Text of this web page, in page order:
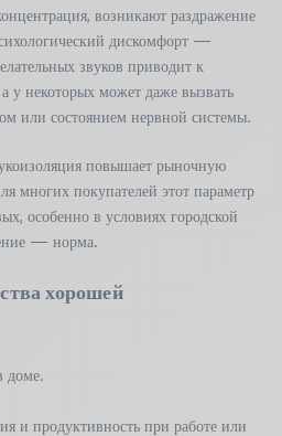
возникают раздражение
дискомфорт —
звуков приводит к
у некоторых может даже вызвать
или состоянием нервной системы.
повышает рыночную
многих покупателей этот параметр
особенно в условиях городской
— норма.
хорошей
доме.
и продуктивность при работе или